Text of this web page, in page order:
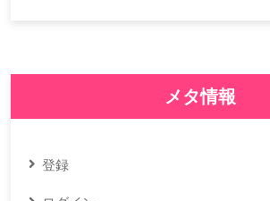
メタ情報
登録